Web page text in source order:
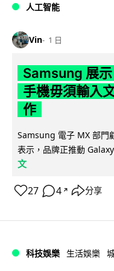
人工智能
Vin 1 日
Samsung 展
手機毋須輸入
作
Samsung 電子 MX 部門
表示，品牌正推動
文
27 4 ↗ 分享
科技娛樂 生活娛樂